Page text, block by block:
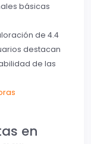
básicas
de 4.4
destacan
de las
en